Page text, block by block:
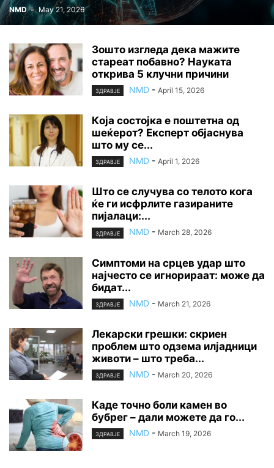
NMD - May 21, 2026
Зошто изгледа дека мажите
стареат побавно? Науката
открива 5 клучни причини
ЗДРАВЈЕ NMD - April 15, 2026
Кoja состојка е поштетна од
шеќерот? Експерт објаснува
што му се...
ЗДРАВЈЕ NMD - April 1, 2026
Што се случува со телото кога
ќе ги исфрлите газираните
пијалаци:...
ЗДРАВЈЕ NMD - March 28, 2026
Симптоми на срцев удар што
најчесто се игнорираат: може да
бидат...
ЗДРАВЈЕ NMD - March 21, 2026
Лекарски грешки: скриен
проблем што одзема илјадници
животи – што треба...
ЗДРАВЈЕ NMD - March 20, 2026
Каде точно боли камен во
бубрег – дали можете да го...
ЗДРАВЈЕ NMD - March 19, 2026